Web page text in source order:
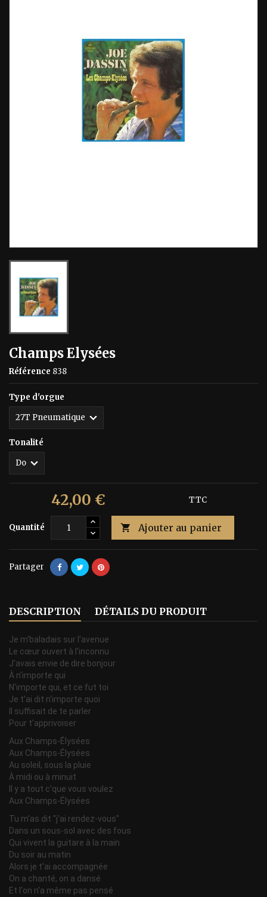
Champs Elysées
Référence 838
Type d'orgue
Tonalité
42,00 € TTC
Quantité  Ajouter au panier
Partager
DESCRIPTION DÉTAILS DU PRODUIT
Je m'baladais sur l'avenue
Le cœur ouvert à l'inconnu
J'avais envie de dire bonjour
À n'importe qui
N'importe qui, et ce fut toi
Je t'ai dit n'importe quoi
Il suffisait de te parler
Pour t'apprivoiser
Aux Champs-Élysées
Aux Champs-Élysées
Au soleil, sous la pluie
À midi ou à minuit
Il y a tout c'que vous voulez
Aux Champs-Élysées
Tu m'as dit "j'ai rendez-vous"
Dans un sous-sol avec des fous
Qui vivent la guitare à la main
Du soir au matin
Alors je t'ai accompagnée
On a chanté, on a dansé
Et l'on n'a même pas pensé